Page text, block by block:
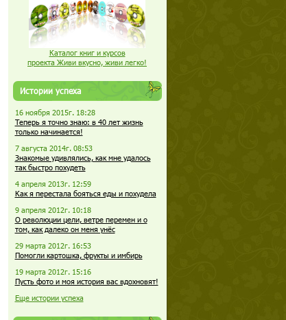
Каталог книг и курсов
проекта Живи вкусно, живи легко!
Истории успеха
16 ноября 2015г. 18:28
Теперь я точно знаю: в 40 лет жизнь
только начинается!
7 августа 2014г. 08:53
Знакомые удивлялись, как мне удалось
так быстро похудеть
4 апреля 2013г. 12:59
Как я перестала бояться еды и похудела
9 апреля 2012г. 10:18
О революции цели, ветре перемен и о
том, как далеко он меня унёс
29 марта 2012г. 16:53
Помогли картошка, фрукты и имбирь
19 марта 2012г. 15:16
Пусть фото и моя история вас вдохновят!
Еще истории успеха